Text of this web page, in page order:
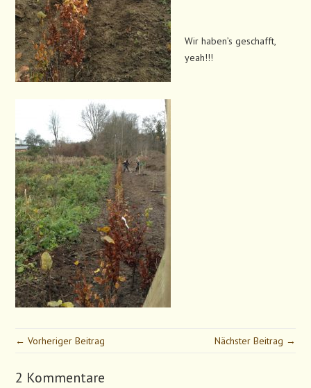
Wir haben’s geschafft,
yeah!!!
← Vorheriger Beitrag Nächster Beitrag →
2 Kommentare